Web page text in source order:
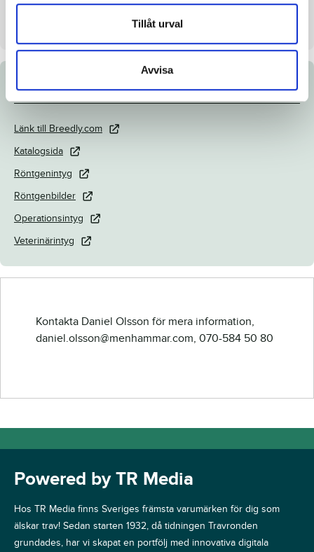
Tillåt urval
Avvisa
Menhammar Stuteri AB
Dokument
Länk till Breedly.com
Katalogsida
Röntgenintyg
Röntgenbilder
Operationsintyg
Veterinärintyg
Kontakta Daniel Olsson för mera information,
daniel.olsson@menhammar.com, 070-584 50 80
Powered by TR Media
Hos TR Media finns Sveriges främsta varumärken för dig som
älskar trav! Sedan starten 1932, då tidningen Travronden
grundades, har vi skapat en portfölj med innovativa digitala